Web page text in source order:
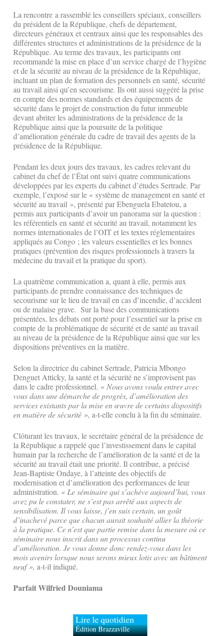
La rencontre a rassemblé les conseillers spéciaux, conseillers
du président de la République, chefs de département,
directeurs généraux et centraux ainsi que les responsables des
différentes structures et administrations de la présidence de la
République. Au terme des travaux, les participants ont
recommandé la mise en place d’un service chargé de l’hygiène
et de la sécurité au niveau de la présidence de la République,
incluant un plan de formation des personnels en santé, sécurité
au travail ainsi qu’en secourisme. Ils ont aussi suggéré la prise
en compte des normes standards et des équipements de
sécurité dans le projet de construction du futur immeuble
devant abriter les administrations de la présidence de la
République ainsi que la poursuite de la politique
d’amélioration générale du cadre de travail des agents de la
présidence de la République.
Pendant les deux jours des travaux, les cadres relevant du
cabinet du chef de l’État ont suivi quatre communications
développées par les experts du cabinet d’études Sertrade. Par
exemple, l’exposé sur le « système de management en santé et
sécurité au travail », présenté par Ebenguela Ebatetou, a
permis aux participants d’avoir un panorama sur la question :
les référentiels en santé et sécurité au travail, notamment les
normes internationales de l’OIT et les textes réglementaires
appliqués au Congo ; les valeurs essentielles et les bonnes
pratiques (prévention des risques professionnels à travers la
médecine du travail et la pratique du sport).
La quatrième communication a, quant à elle, permis aux
participants de prendre connaissance des techniques de
secourisme sur le lieu de travail en cas d’incendie, d’accident
ou de malaise grave. Sur la base des communications
présentées, les débats ont porté pour l’essentiel sur la prise en
compte de la problématique de sécurité et de santé au travail
au niveau de la présidence de la République ainsi que sur les
dispositions préventives en la matière.
Selon la directrice du cabinet Sertrade, Patricia Mbongo
Denguet Atticky, la santé et la sécurité ne s’improvisent pas
dans le cadre professionnel. « Nous avons voulu entrer avec
vous dans une démarche de progrès, d’amélioration des
services existants par la mise en œuvre de certains dispositifs
en matière de sécurité », a-t-elle conclu à la fin du séminaire.
Clôturant les travaux, le secrétaire général de la présidence de
la République a rappelé que l’investissement dans le capital
humain par la recherche de l’amélioration de la santé et de la
sécurité au travail était une priorité. Il contribue, a précisé
Jean-Baptiste Ondaye, à l’atteinte des objectifs de
modernisation et d’amélioration des performances de leur
administration. « Le séminaire qui s’achève aujourd’hui, vous
avez pu le constater, ne s’est pas arrêté aux aspects de
sensibilisation. Il vous laisse, j’en suis certain, un goût
d’inachevé parce que chacun aurait souhaité allier la théorie
à la pratique. Ce n’est que partie remise dans la mesure où ce
séminaire nous inscrit dans un processus continu
d’amélioration. Je vous donne donc rendez-vous dans les
mois avenirs lorsque nous serons mieux lotis avec un bâtiment
neuf », a-t-il indiqué.
Parfait Wilfried Douniama
Lire le quotidien
Édition Brazzaville